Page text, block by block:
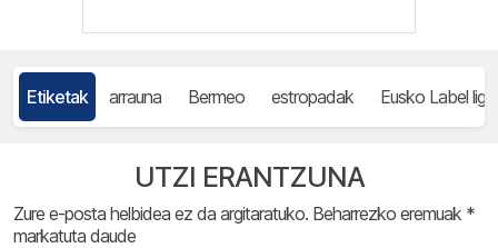
Etiketak arrauna Bermeo estropadak Eusko Label liga
UTZI ERANTZUNA
Zure e-posta helbidea ez da argitaratuko. Beharrezko eremuak *
markatuta daude